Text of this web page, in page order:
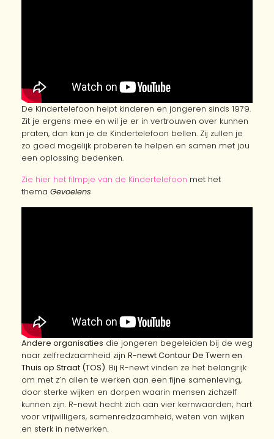
De Kindertelefoon helpt kinderen en jongeren sinds 1979.
Zit je ergens mee en wil je er in vertrouwen over kunnen
praten, dan kan je de Kindertelefoon bellen. Zij zullen je
zo goed mogelijk proberen te helpen en samen met jou
een oplossing bedenken.
Zie hier het filmpje van de Kindertelefoon met het
thema Gevoelens
Andere organisaties die jongeren begeleiden bij de weg
naar zelfredzaamheid zijn R-newt Contour De Twern en
Thuis op Straat (TOS). Bij R-newt vinden ze het belangrijk
om met z’n allen te werken aan een fijne samenleving,
door sterke wijken en dorpen waarin mensen zichzelf
kunnen zijn. R-newt hecht zich aan vier kernwaarden; hart
voor vrijwilligers, samenredzaamheid, weten van wijken
en sterk in netwerken.